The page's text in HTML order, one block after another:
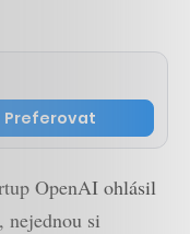
Preferovat
OpenAI ohlásil
nejednou si